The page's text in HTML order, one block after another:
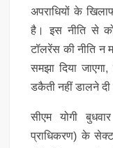
अपराधियों के
है। इस नीति से
टॉलरेंस की नीति न
समझा दिया
डकैती नहीं डालने दी
सीएम योगी
प्राधिकरण) के